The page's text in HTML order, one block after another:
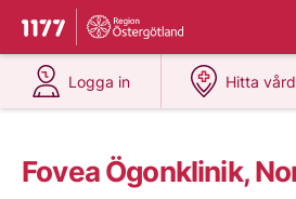
Till startsidan för 1177
Du har valt region
Logga in
på 1177.se
Hitta vård
på
Fovea Ögonklinik,